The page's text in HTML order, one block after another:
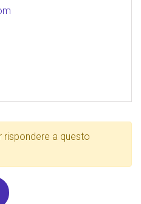
rispondere a questo